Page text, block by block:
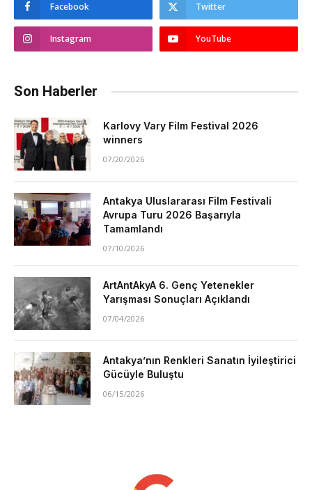
Facebook Twitter
Instagram YouTube
Son Haberler
Karlovy Vary Film Festival 2026
winners
07/20/2026
Antakya Uluslararası Film Festivali
Avrupa Turu 2026 Başarıyla
Tamamlandı
07/10/2026
ArtAntAkyA 6. Genç Yetenekler
Yarışması Sonuçları Açıklandı
07/04/2026
Antakya’nın Renkleri Sanatın İyileştirici
Gücüyle Buluştu
06/15/2026